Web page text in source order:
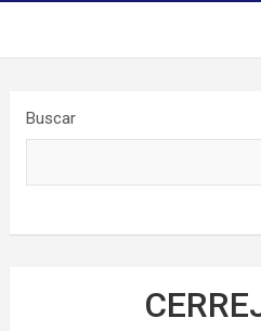
Buscar